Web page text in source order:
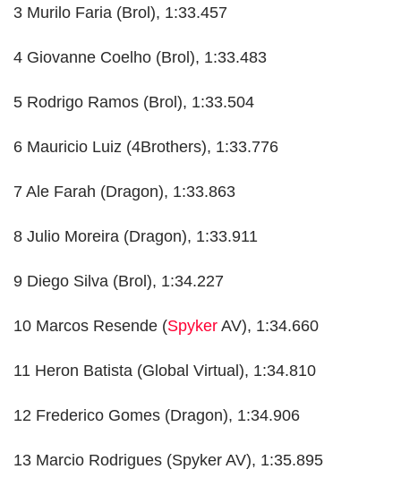
3 Murilo Faria (Brol), 1:33.457
4 Giovanne Coelho (Brol), 1:33.483
5 Rodrigo Ramos (Brol), 1:33.504
6 Mauricio Luiz (4Brothers), 1:33.776
7 Ale Farah (Dragon), 1:33.863
8 Julio Moreira (Dragon), 1:33.911
9 Diego Silva (Brol), 1:34.227
10 Marcos Resende (Spyker AV), 1:34.660
11 Heron Batista (Global Virtual), 1:34.810
12 Frederico Gomes (Dragon), 1:34.906
13 Marcio Rodrigues (Spyker AV), 1:35.895